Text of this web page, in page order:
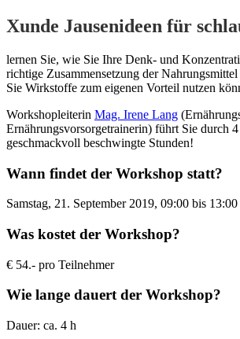
Xunde Jausenideen für
lernen Sie, wie Sie Ihre Denk- und
richtige Zusammensetzung der
Sie Wirkstoffe zum eigenen Vorteil nutzen
Workshopleiterin Mag. Irene Lang
Ernährungsvorsorgetrainerin) führt Sie durch
geschmackvoll beschwingte Stunden!
Wann findet der Workshop statt?
Samstag, 21. September 2019, 09:00 bis 13:00
Was kostet der Workshop?
€ 54.- pro Teilnehmer
Wie lange dauert der Workshop?
Dauer: ca. 4 h